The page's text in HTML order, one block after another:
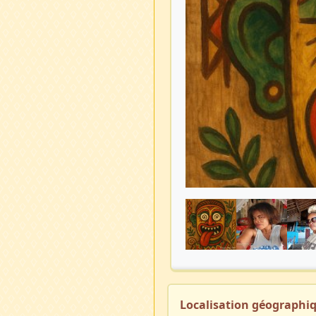
Localisation